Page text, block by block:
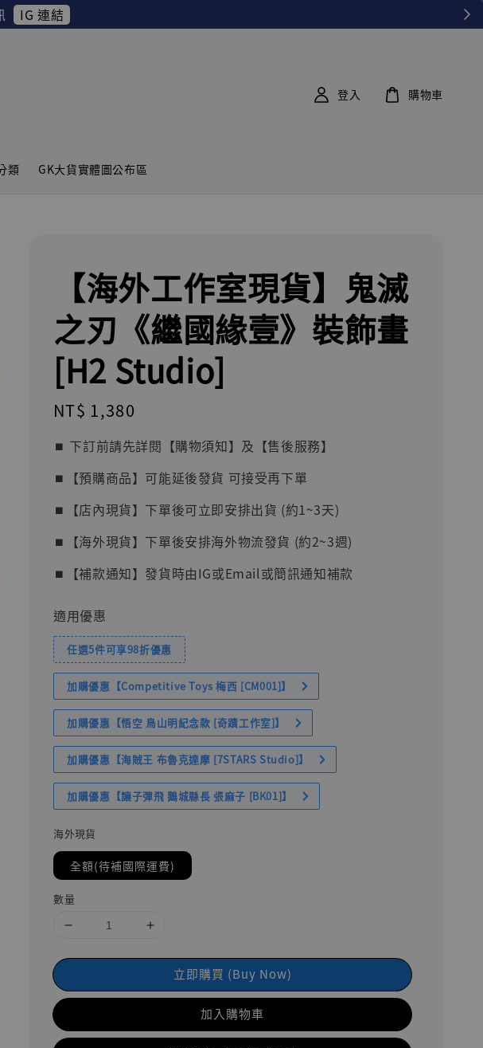
IG 連結
類 GK大貨實體圖公布區
登入 購物車
【海外工作室現貨】鬼滅
之刃《繼國緣壹》裝飾畫
[H2 Studio]
Regular
price
NT$ 1,380
⏹︎ 下訂前請先詳閱【購物須知】及【售後服務】
⏹︎【預購商品】可能延後發貨 可接受再下單
⏹︎【店內現貨】下單後可立即安排出貨 (約1~3天)
⏹︎【海外現貨】下單後安排海外物流發貨 (約2~3週)
⏹︎【補款通知】發貨時由IG或Email或簡訊通知補款
適用優惠
任選5件可享98折優惠
加購優惠【Competitive Toys 梅西 [CM001]】
加購優惠【悟空 鳥山明紀念款 [奇蹟工作室]】
加購優惠【海賊王 布魯克達摩 [7STARS Studio]】
加購優惠【讓子彈飛 鵝城縣長 張麻子 [BK01]】
海外現貨
全額(待補國際運費)
數量
立即購買 (Buy Now)
加入購物車